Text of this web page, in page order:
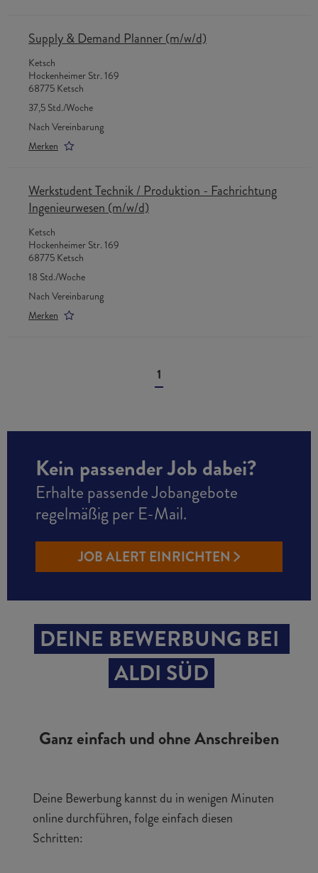
Supply & Demand Planner (m/w/d)
Ketsch
Hockenheimer Str. 169
68775 Ketsch
37,5 Std./Woche
Nach Vereinbarung
Merken
Werkstudent Technik / Produktion - Fachrichtung
Ingenieurwesen (m/w/d)
Ketsch
Hockenheimer Str. 169
68775 Ketsch
18 Std./Woche
Nach Vereinbarung
Merken
1
Kein passender Job dabei?
Erhalte passende Jobangebote
regelmäßig per E-Mail.
JOB ALERT EINRICHTEN
DEINE BEWERBUNG BEI
ALDI SÜD
Ganz einfach und ohne Anschreiben
Deine Bewerbung kannst du in wenigen Minuten
online durchführen, folge einfach diesen
Schritten: